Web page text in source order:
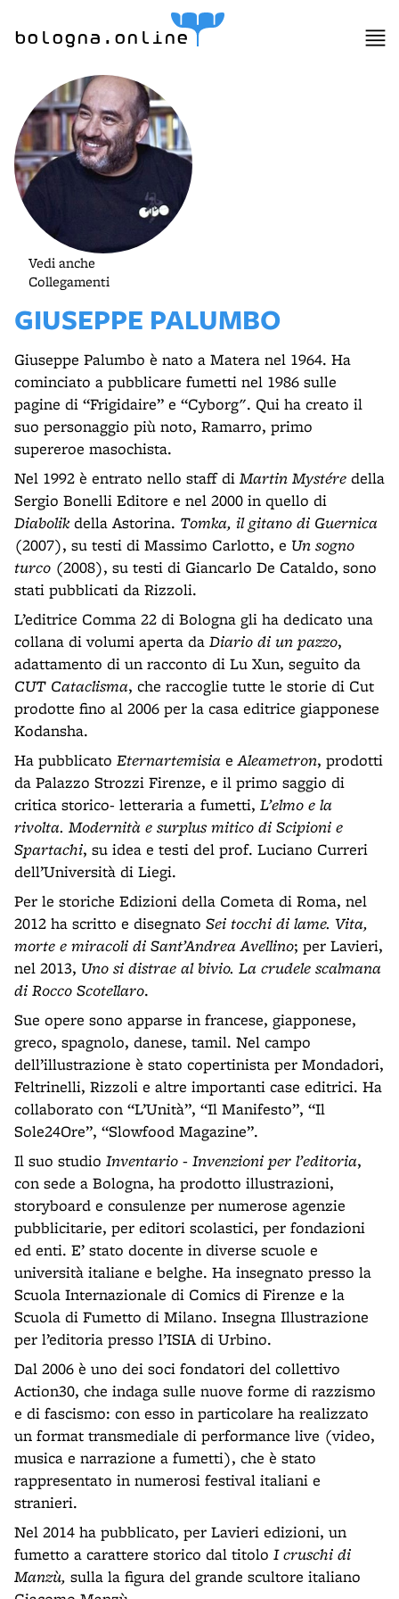
bologna.online
Vedi anche
Collegamenti
GIUSEPPE PALUMBO
Giuseppe Palumbo è nato a Matera nel 1964. Ha
cominciato a pubblicare fumetti nel 1986 sulle
pagine di “Frigidaire” e “Cyborg". Qui ha creato il
suo personaggio più noto, Ramarro, primo
supereroe masochista.
Nel 1992 è entrato nello staff di Martin Mystére della
Sergio Bonelli Editore e nel 2000 in quello di
Diabolik della Astorina. Tomka, il gitano di Guernica
(2007), su testi di Massimo Carlotto, e Un sogno
turco (2008), su testi di Giancarlo De Cataldo, sono
stati pubblicati da Rizzoli.
L’editrice Comma 22 di Bologna gli ha dedicato una
collana di volumi aperta da Diario di un pazzo,
adattamento di un racconto di Lu Xun, seguito da
CUT Cataclisma, che raccoglie tutte le storie di Cut
prodotte fino al 2006 per la casa editrice giapponese
Kodansha.
Ha pubblicato Eternartemisia eAleametron, prodotti
da Palazzo Strozzi Firenze, e il primo saggio di
critica storico- letteraria a fumetti, L’elmo e la
rivolta. Modernità e surplus mitico di Scipioni e
Spartachi, su idea e testi del prof. Luciano Curreri
dell’Università di Liegi.
Per le storiche Edizioni della Cometa di Roma, nel
2012 ha scritto e disegnato Sei tocchi di lame. Vita,
morte e miracoli di Sant’Andrea Avellino; per Lavieri,
nel 2013, Uno si distrae al bivio. La crudele scalmana
di Rocco Scotellaro.
Sue opere sono apparse in francese, giapponese,
greco, spagnolo, danese, tamil. Nel campo
dell’illustrazione è stato copertinista per Mondadori,
Feltrinelli, Rizzoli e altre importanti case editrici. Ha
collaborato con “L’Unità”, “Il Manifesto”, “Il
Sole24Ore”, “Slowfood Magazine”.
Il suo studio Inventario - Invenzioni per l’editoria,
con sede a Bologna, ha prodotto illustrazioni,
storyboard e consulenze per numerose agenzie
pubblicitarie, per editori scolastici, per fondazioni
ed enti. E’ stato docente in diverse scuole e
università italiane e belghe. Ha insegnato presso la
Scuola Internazionale di Comics di Firenze e la
Scuola di Fumetto di Milano. Insegna Illustrazione
per l’editoria presso l’ISIA di Urbino.
Dal 2006 è uno dei soci fondatori del collettivo
Action30, che indaga sulle nuove forme di razzismo
e di fascismo: con esso in particolare ha realizzato
un format transmediale di performance live (video,
musica e narrazione a fumetti), che è stato
rappresentato in numerosi festival italiani e
stranieri.
Nel 2014 ha pubblicato, per Lavieri edizioni, un
fumetto a carattere storico dal titolo I cruschi di
Manzù, sulla la figura del grande scultore italiano